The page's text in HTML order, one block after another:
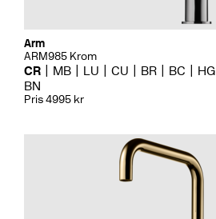
Arm
ARM985 Krom
CR MB LU CU BR BC HG
BN
Pris 4995 kr